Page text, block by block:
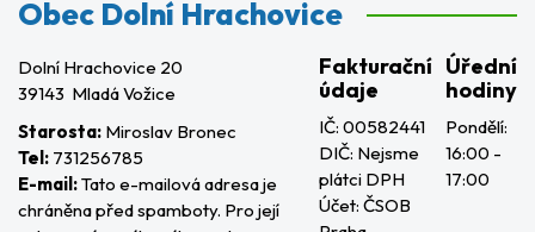
Obec Dolní Hrachovice
Dolní Hrachovice 20
39143 Mladá Vožice
Starosta: Miroslav Bronec
Tel: 731256785
E-mail:Tato e-mailová adresa je
chráněna před spamboty. Pro její
Fakturační
údaje
IČ: 00582441
DIČ: Nejsme
plátci DPH
Účet: ČSOB
Úřední
hodiny
Pondělí:
16:00 -
17:00